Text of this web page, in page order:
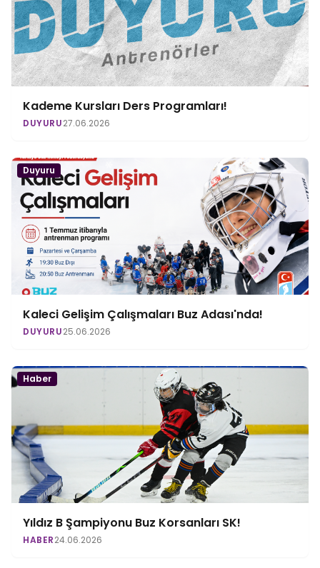
Kademe Kursları Ders Programları!
DUYURU27.06.2026
Duyuru
Kaleci Gelişim Çalışmaları Buz Adası'nda!
DUYURU25.06.2026
Haber
Yıldız B Şampiyonu Buz Korsanları SK!
HABER24.06.2026